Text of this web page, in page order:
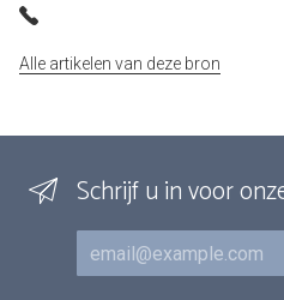
Alle artikelen van deze bron
Schrijf u in voor
E-mail